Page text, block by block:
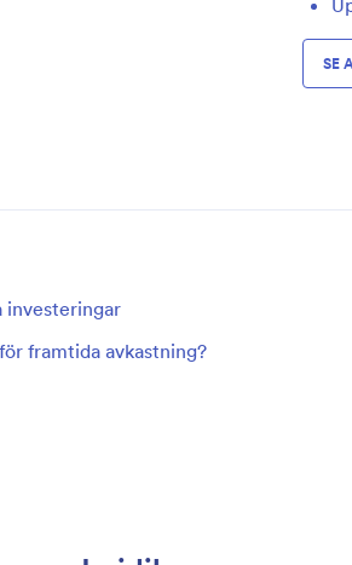
SE
investeringar
framtida avkastning?